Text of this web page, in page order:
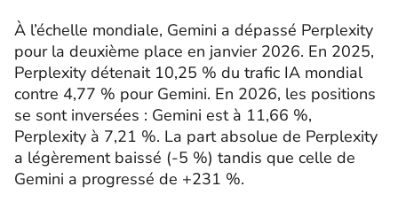
À l’échelle mondiale, Gemini a dépassé Perplexity
pour la deuxième place en janvier 2026. En 2025,
Perplexity détenait 10,25 % du trafic IA mondial
contre 4,77 % pour Gemini. En 2026, les positions
se sont inversées : Gemini est à 11,66 %,
Perplexity à 7,21 %. La part absolue de Perplexity
a légèrement baissé (-5 %) tandis que celle de
Gemini a progressé de +231 %.